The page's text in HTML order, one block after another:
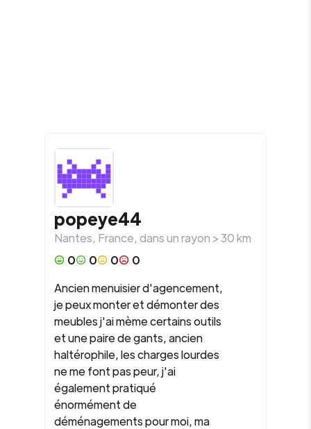
popeye44
Nantes, France, dans un rayon >30km
0
0 0
0
Ancien menuisier d'agencement,
je peux monter et démonter des
meubles j'ai mème certains outils
et une paire de gants, ancien
haltérophile, les charges lourdes
ne me font pas peur, j'ai
également pratiqué
énormément de
déménagements pour moi, ma